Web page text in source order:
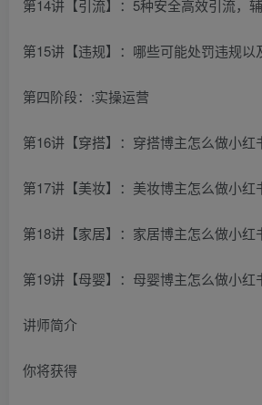
第14讲【引流】：5种安全高效引流，
第15讲【违规】：哪些可能处罚违规以
第四阶段：:实操运营
第16讲【穿搭】：穿搭博主怎么做小红
第17讲【美妆】：美妆博主怎么做小红
第18讲【家居】：家居博主怎么做小红
第19讲【母婴】：母婴博主怎么做小红
讲师简介
你将获得